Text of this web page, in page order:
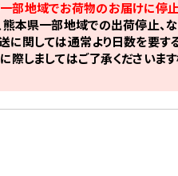
一部地域でお荷物のお届けに停止
本県一部地域での出荷停止、
に関しては通常より日数を要す
際しましてはご了承くださいま